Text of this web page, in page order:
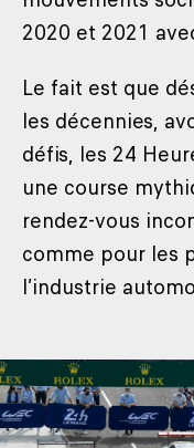
2020 et 2021
Le fait est que
les décennies,
défis, les 24
une course
rendez-vous
comme pour les
l’industrie